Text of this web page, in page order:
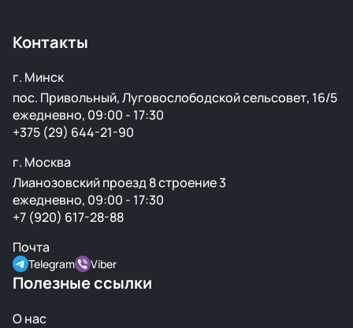
подготовку перед продажей.
Контакты
г. Минск
пос. Привольный, Луговослободской сельсовет, 16/5
ежедневно, 09:00 - 17:30
+375 (29) 644-21-90
г. Москва
Лианозовский проезд 8 строение 3
ежедневно, 09:00 - 17:30
+7 (920) 617-28-88
Почта
Telegram Viber
Полезные ссылки
О нас